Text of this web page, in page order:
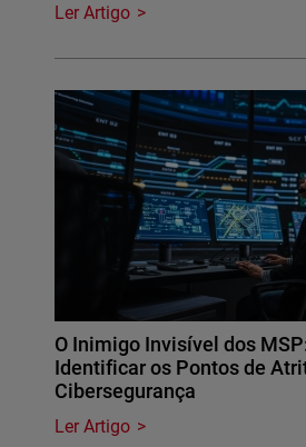
Ler Artigo
O Inimigo Invisível dos
Identificar os Pontos de
Cibersegurança
Ler Artigo